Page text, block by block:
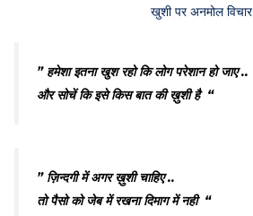
खुशी पर अनमोल विचार
” हमेशा इतना खुश रहो कि लोग परेशान हो जाए ..
और सोचें कि इसे किस बात की ख़ुशी है “
” ज़िन्दगी में अगर ख़ुशी चाहिए ..
तो पैसो को जेब में रखना दिमाग में नही “